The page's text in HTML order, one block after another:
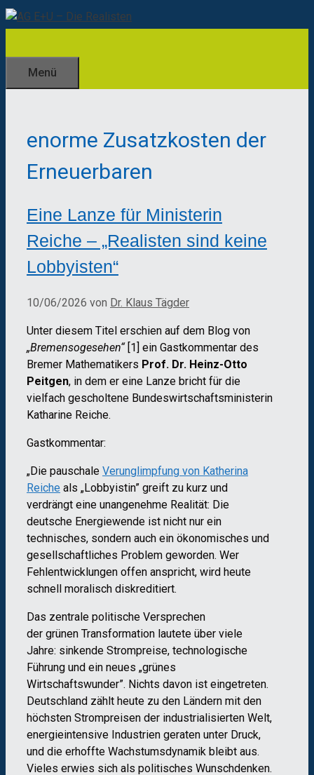
Zum
Inhalt
Menü
enorme Zusatzkosten der
Erneuerbaren
Eine Lanze für Ministerin
Reiche – „Realisten sind keine
Lobbyisten“
10/06/2026 von Dr. Klaus Tägder
Unter diesem Titel erschien auf dem Blog von
„Bremensogesehen“[1] ein Gastkommentar des
Bremer Mathematikers Prof. Dr. Heinz-Otto
Peitgen, in dem er eine Lanze bricht für die
vielfach gescholtene Bundeswirtschaftsministerin
Katharine Reiche.
Gastkommentar:
„Die pauschale Verunglimpfung von Katherina
Reiche als „Lobbyistin” greift zu kurz und
verdrängt eine unangenehme Realität: Die
deutsche Energiewende ist nicht nur ein
technisches, sondern auch ein ökonomisches und
gesellschaftliches Problem geworden. Wer
Fehlentwicklungen offen anspricht, wird heute
schnell moralisch diskreditiert.
Das zentrale politische Versprechen
der grünen Transformation lautete über viele
Jahre: sinkende Strompreise, technologische
Führung und ein neues „grünes
Wirtschaftswunder”. Nichts davon ist eingetreten.
Deutschland zählt heute zu den Ländern mit den
höchsten Strompreisen der industrialisierten Welt,
energieintensive Industrien geraten unter Druck,
und die erhoffte Wachstumsdynamik bleibt aus.
Vieles erwies sich als politisches Wunschdenken.